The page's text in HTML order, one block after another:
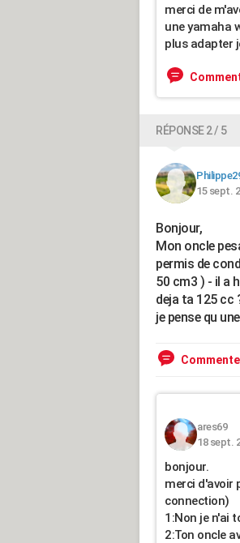
merci de
une yamaha
plus adapter
RÉPONSE 2 / 5
15 sept.
Bonjour,
Mon oncle
permis de
50 cm3 ) - il a
deja ta 125 cc
je pense qu
ares69
18 sept.
bonjour.
merci d'avoir
connection)
1:Non je n'ai
2:Ton oncle